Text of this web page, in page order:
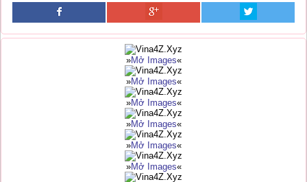
»Mở Images«
»Mở Images«
»Mở Images«
»Mở Images«
»Mở Images«
»Mở Images«